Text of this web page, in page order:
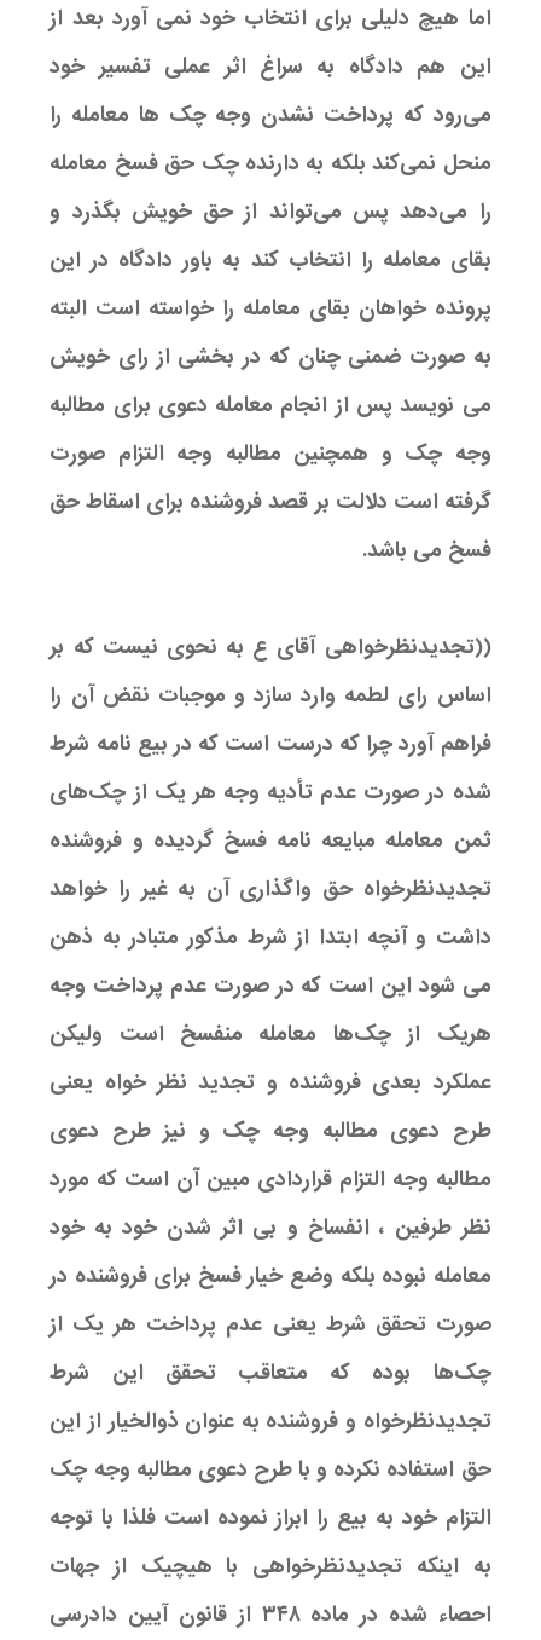
اما هیچ دلیلی برای انتخاب خود نمی آورد بعد از
این هم دادگاه به سراغ اثر عملی تفسیر خود
می‌رود که پرداخت نشدن وجه چک ها معامله را
منحل نمی‌کند بلکه به دارنده چک حق فسخ معامله
را می‌دهد پس می‌تواند از حق خویش بگذرد و
بقای معامله را انتخاب کند به باور دادگاه در این
پرونده خواهان بقای معامله را خواسته است البته
به صورت ضمنی چنان که در بخشی از رای خویش
می نویسد پس از انجام معامله دعوی برای مطالبه
وجه چک و همچنین مطالبه وجه التزام صورت
گرفته است دلالت بر قصد فروشنده برای اسقاط حق
فسخ می باشد.
((تجدیدنظرخواهی آقای ع به نحوی نیست که بر
اساس رای لطمه وارد سازد و موجبات نقض آن را
فراهم آورد چرا که درست است که در بیع نامه شرط
شده در صورت عدم تأدیه وجه هر یک از چک‌های
ثمن معامله مبایعه نامه فسخ گردیده و فروشنده
تجدیدنظرخواه حق واگذاری آن به غیر را خواهد
داشت و آنچه ابتدا از شرط مذکور متبادر به ذهن
می شود این است که در صورت عدم پرداخت وجه
هریک از چک‌ها معامله منفسخ است ولیکن
عملکرد بعدی فروشنده و تجدید نظر خواه یعنی
طرح دعوی مطالبه وجه چک و نیز طرح دعوی
مطالبه وجه التزام قراردادی مبین آن است که مورد
نظر طرفین ، انفساخ و بی اثر شدن خود به خود
معامله نبوده بلکه وضع خیار فسخ برای فروشنده در
صورت تحقق شرط یعنی عدم پرداخت هر یک از
چک‌ها بوده که متعاقب تحقق این شرط
تجدیدنظرخواه و فروشنده به عنوان ذوالخیار از این
حق استفاده نکرده و با طرح دعوی مطالبه وجه چک
التزام خود به بیع را ابراز نموده است فلذا با توجه
به اینکه تجدیدنظرخواهی با هیچیک از جهات
احصاء شده در ماده ۳۴۸ از قانون آیین دادرسی